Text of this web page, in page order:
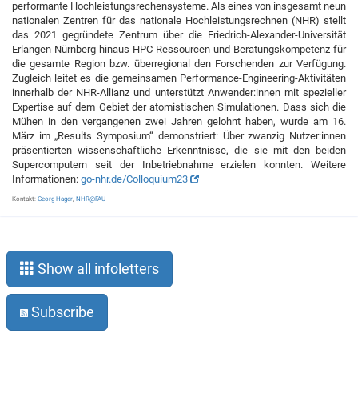
performante Hochleistungsrechensysteme. Als eines von insgesamt neun
nationalen Zentren für das nationale Hochleistungsrechnen (NHR) stellt
das 2021 gegründete Zentrum über die Friedrich-Alexander-Universität
Erlangen-Nürnberg hinaus HPC-Ressourcen und Beratungskompetenz für
die gesamte Region bzw. überregional den Forschenden zur Verfügung.
Zugleich leitet es die gemeinsamen Performance-Engineering-Aktivitäten
innerhalb der NHR-Allianz und unterstützt Anwender:innen mit spezieller
Expertise auf dem Gebiet der atomistischen Simulationen. Dass sich die
Mühen in den vergangenen zwei Jahren gelohnt haben, wurde am 16.
März im „Results Symposium“ demonstriert: Über zwanzig Nutzer:innen
präsentierten wissenschaftliche Erkenntnisse, die sie mit den beiden
Supercomputern seit der Inbetriebnahme erzielen konnten. Weitere
Informationen: go-nhr.de/Colloquium23
Kontakt: Georg Hager NHR@FAU
Show all infoletters
Subscribe